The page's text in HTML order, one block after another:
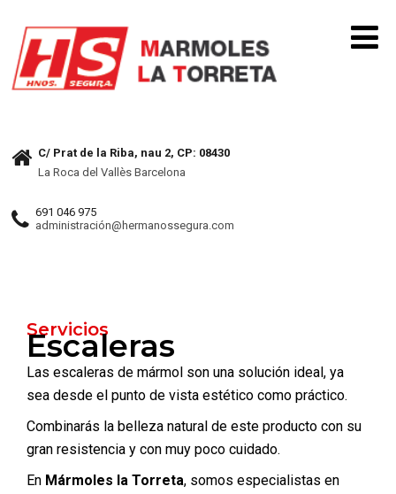
C/ Prat de la Riba, nau 2, CP: 08430
La Roca del Vallès Barcelona
691 046 975
administración@hermanossegura.com
Servicios
Escaleras
Las escaleras de mármol son una solución ideal, ya
sea desde el punto de vista estético como práctico.
Combinarás la belleza natural de este producto con su
gran resistencia y con muy poco cuidado.
En Mármoles la Torreta, somos especialistas en